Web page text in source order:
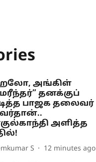
அங்கிள்
தனக்குப்
பாஜக தலைவர்
அளித்த
S 12 minutes ago